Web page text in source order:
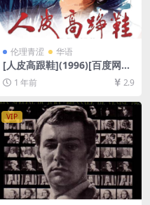
伦理青涩 华语
[人皮高跟鞋](1996)[百度网盘
+夸克网盘1080P超清未删减
资源][网盘下载][MP4/5.8GB]
[粤语中字]【手机/平板无法在
线播放，请使用电脑下载防和
谐压缩包（含解压密码）】
1 年前 2.9
VIP